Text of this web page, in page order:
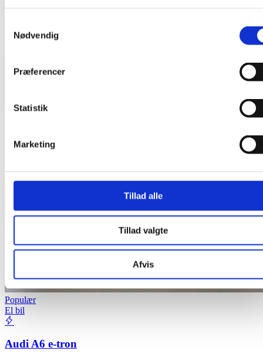
Nødvendig
Præferencer
Statistik
Marketing
Tillad alle
Tillad valgte
Afvis
9.000
Populær
El bil
Audi A6 e-tron